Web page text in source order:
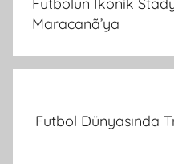
Maracanã’ya
Futbol Dünyasında